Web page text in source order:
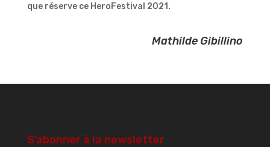
que réserve ce HeroFestival 2021.
Mathilde Gibillino
S’abonner à la newsletter